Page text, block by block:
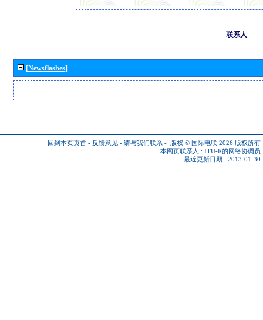
联系人
[Newsflashes]
回到本页页首 - 反馈意见 - 请与我们联系 - 版权 © 国际电联 2026 版权所有
本网页联系人 : ITU-R的网络协调员
最近更新日期 : 2013-01-30